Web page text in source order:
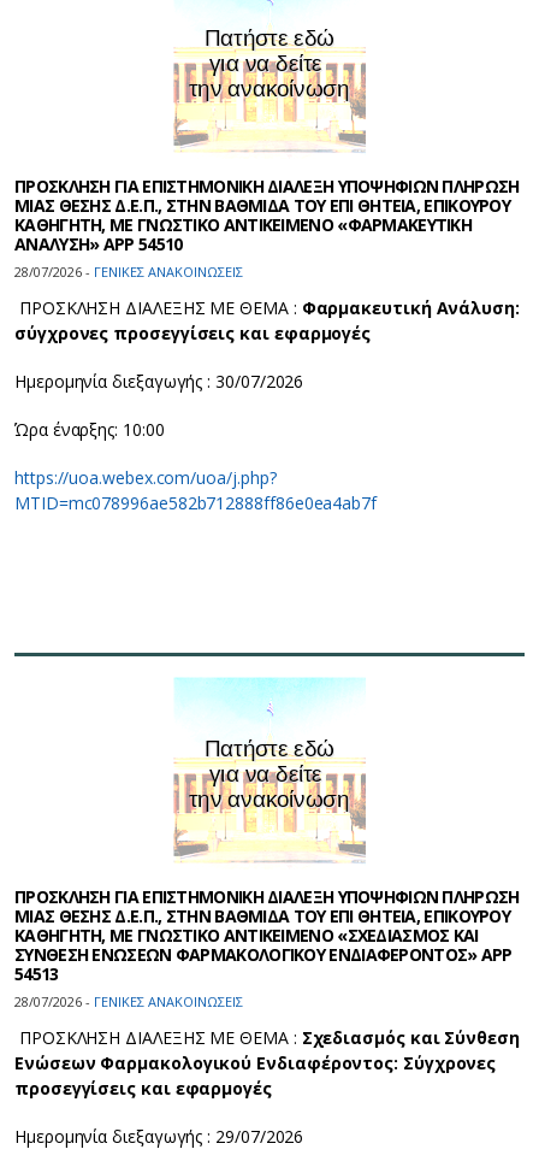
ΠΡΟΣΚΛΗΣΗ ΓΙΑ ΕΠΙΣΤΗΜΟΝΙΚΗ ΔΙΑΛΕΞΗ ΥΠΟΨΗΦΙΩΝ ΠΛΗΡΩΣΗ
ΜΙΑΣ ΘΕΣΗΣ Δ.Ε.Π., ΣΤΗΝ ΒΑΘΜΙΔΑ ΤΟΥ ΕΠΙ ΘΗΤΕΙΑ, ΕΠΙΚΟΥΡΟΥ
ΚΑΘΗΓΗΤΗ, ΜΕ ΓΝΩΣΤΙΚΟ ΑΝΤΙΚΕΙΜΕΝΟ «ΦΑΡΜΑΚΕΥΤΙΚΗ
ΑΝΑΛΥΣΗ» APP 54510
28/07/2026 - ΓΕΝΙΚΕΣ ΑΝΑΚΟΙΝΩΣΕΙΣ
ΠΡΟΣΚΛΗΣΗ ΔΙΑΛΕΞΗΣ ΜΕ ΘΕΜΑ : Φαρμακευτική Ανάλυση:
σύγχρονες προσεγγίσεις και εφαρμογές
Ημερομηνία διεξαγωγής : 30/07/2026
Ώρα έναρξης: 10:00
https://uoa.webex.com/uoa/j.php?
MTID=mc078996ae582b712888ff86e0ea4ab7f
ΠΡΟΣΚΛΗΣΗ ΓΙΑ ΕΠΙΣΤΗΜΟΝΙΚΗ ΔΙΑΛΕΞΗ ΥΠΟΨΗΦΙΩΝ ΠΛΗΡΩΣΗ
ΜΙΑΣ ΘΕΣΗΣ Δ.Ε.Π., ΣΤΗΝ ΒΑΘΜΙΔΑ ΤΟΥ ΕΠΙ ΘΗΤΕΙΑ, ΕΠΙΚΟΥΡΟΥ
ΚΑΘΗΓΗΤΗ, ΜΕ ΓΝΩΣΤΙΚΟ ΑΝΤΙΚΕΙΜΕΝΟ «ΣΧΕΔΙΑΣΜΟΣ ΚΑΙ
ΣΥΝΘΕΣΗ ΕΝΩΣΕΩΝ ΦΑΡΜΑΚΟΛΟΓΙΚΟΥ ΕΝΔΙΑΦΕΡΟΝΤΟΣ» APP
54513
28/07/2026 - ΓΕΝΙΚΕΣ ΑΝΑΚΟΙΝΩΣΕΙΣ
ΠΡΟΣΚΛΗΣΗ ΔΙΑΛΕΞΗΣ ΜΕ ΘΕΜΑ : Σχεδιασμός και Σύνθεση
Ενώσεων Φαρμακολογικού Ενδιαφέροντος: Σύγχρονες
προσεγγίσεις και εφαρμογές
Ημερομηνία διεξαγωγής : 29/07/2026